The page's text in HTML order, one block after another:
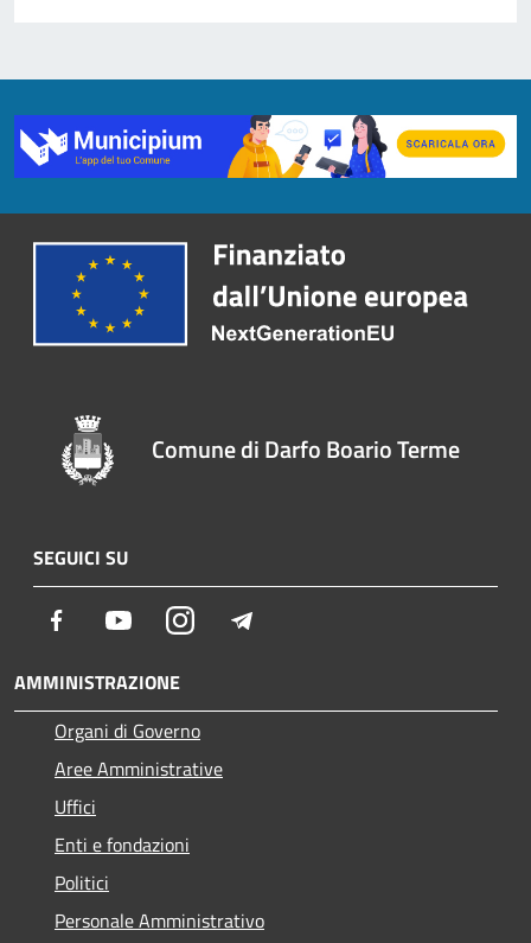
Comune di Darfo Boario Terme
SEGUICI SU
Facebook YoutubeInstagram
AMMINISTRAZIONE
Organi di Governo
Aree Amministrative
Uffici
Enti e fondazioni
Politici
Personale Amministrativo